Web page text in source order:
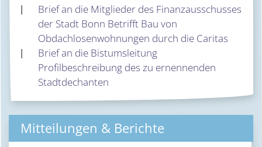
Brief an die Mitglieder des Finanzausschusses
der Stadt Bonn Betrifft Bau von
Obdachlosenwohnungen durch die Caritas
Brief an die Bistumsleitung
Profilbeschreibung des zu ernennenden
Stadtdechanten
Mitteilungen & Berichte